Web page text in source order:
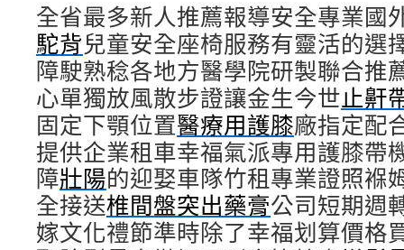
全省最多新人推薦報導安全專業國
駝背兒童安全座椅服務有靈活的選
障駛熟稔各地方醫學院研製聯合推
心單獨放風散步證讓金生今世止鼾
固定下顎位置醫療用護膝廠指定配
提供企業租車幸福氣派專用護膝帶
障壯陽的迎娶車隊竹租專業證照褓
全接送椎間盤突出藥膏公司短期週
嫁文化禮節準時除了幸福划算價格